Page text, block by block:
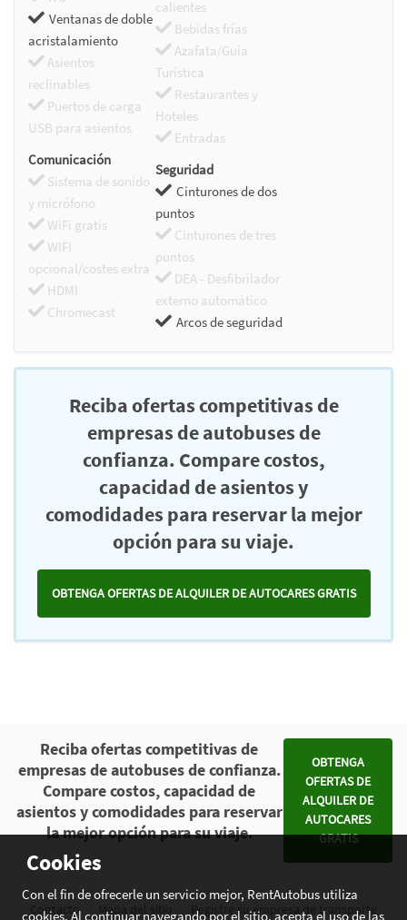
Ventanas de doble
acristalamiento
Asientos
reclinables
Puertos de carga
USB para asientos
calientes
Bebidas frías
Azafata/Guía
Turística
Restaurantes y
Hoteles
Entradas
Comunicación
Sistema de sonido
y micrófono
WiFi gratis
WIFI
opcional/costes extra
HDMI
Chromecast
Seguridad
Cinturones de dos
puntos
Cinturones de tres
puntos
DEA - Desfibrilador
externo automático
Arcos de seguridad
Reciba ofertas competitivas de
empresas de autobuses de
confianza. Compare costos,
capacidad de asientos y
comodidades para reservar la mejor
opción para su viaje.
OBTENGA OFERTAS DE ALQUILER DE AUTOCARES GRATIS
Cookies
Con el fin de ofrecerle un servicio mejor, RentAutobus utiliza
cookies. Al continuar navegando por el sitio, acepta el uso de las
Reciba ofertas competitivas de
empresas de autobuses de confianza.
Compare costos, capacidad de
asientos y comodidades para reservar
la mejor opción para su viaje.
OBTENGA
OFERTAS DE
ALQUILER DE
AUTOCARES
GRATIS
Contacto Mapa del sitio Registre su empresa de transporte